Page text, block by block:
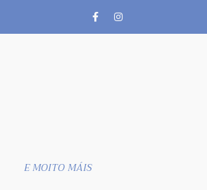
E MOITO MÁIS